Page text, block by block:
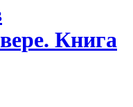
Книга